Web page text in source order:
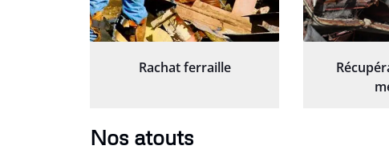
Rachat ferraille
Nos atouts